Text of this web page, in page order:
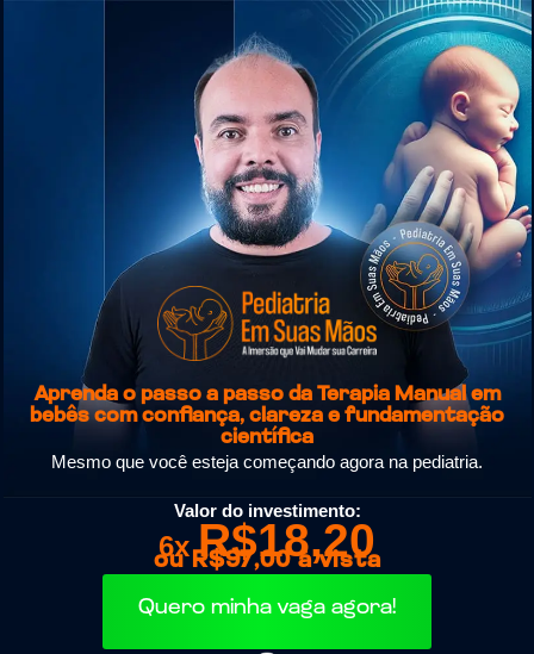
Aprenda o passo a passo da Terapia Manual em
bebês com confiança, clareza e fundamentação
científica
Mesmo que você esteja começando agora na pediatria.
Valor do investimento:
6xR$18,20
ou R$97,00 à vista
Quero minha vaga agora!